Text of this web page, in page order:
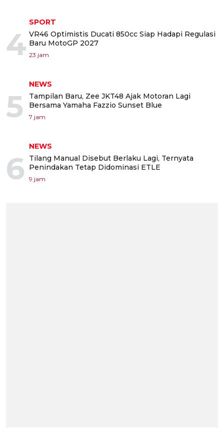
4
SPORT
VR46 Optimistis Ducati 850cc Siap Hadapi Regulasi
Baru MotoGP 2027
23 jam
5
NEWS
Tampilan Baru, Zee JKT48 Ajak Motoran Lagi
Bersama Yamaha Fazzio Sunset Blue
7 jam
6
NEWS
Tilang Manual Disebut Berlaku Lagi, Ternyata
Penindakan Tetap Didominasi ETLE
9 jam